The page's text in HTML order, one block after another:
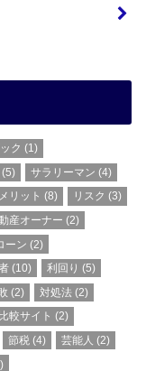
ク (1)
(5) サラリーマン (4)
メリット (8) リスク (3)
産オーナー (2)
ーン (2)
(10) 利回り (5)
(2) 対処法 (2)
比較サイト (2)
節税 (4) 芸能人 (2)